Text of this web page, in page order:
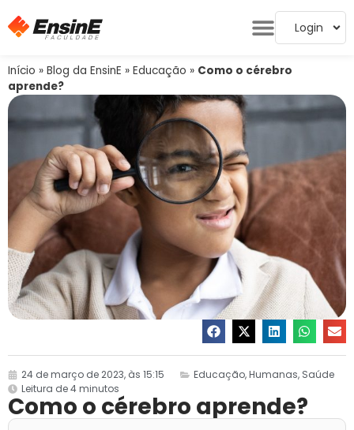
Login
Início » Blog da EnsinE » Educação » Como o cérebro
aprende?
24 de março de 2023, às 15:15 Educação,Humanas, Saúde
Leitura de 4 minutos
Como o cérebro aprende?